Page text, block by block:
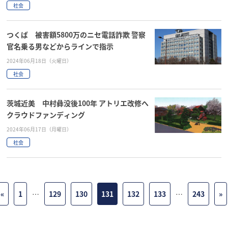
社会
つくば 被害額5800万のニセ電話詐欺 警察
官名乗る男などからラインで指示
2024年06月18日（火曜日）
社会
茨城近美 中村彝没後100年 アトリエ改修へ
クラウドファンディング
2024年06月17日（月曜日）
社会
« 1 … 129 130 131 132 133 … 243 »